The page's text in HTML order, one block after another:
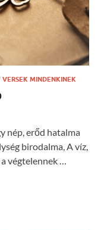
VERSEK MINDENKINEK
nép, erőd hatalma
birodalma, A víz,
a végtelennek …